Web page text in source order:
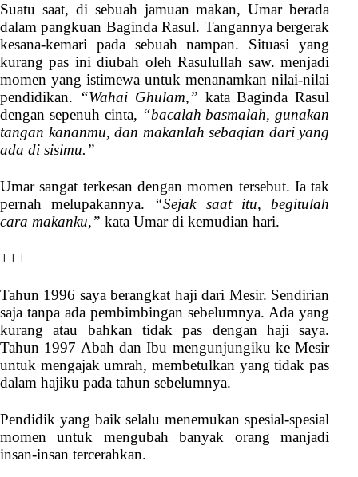
Suatu saat, di sebuah jamuan makan, Umar berada
dalam pangkuan Baginda Rasul. Tangannya bergerak
kesana-kemari pada sebuah nampan. Situasi yang
kurang pas ini diubah oleh Rasulullah saw. menjadi
momen yang istimewa untuk menanamkan nilai-nilai
pendidikan. “Wahai Ghulam,” kata Baginda Rasul
dengan sepenuh cinta, “bacalah basmalah, gunakan
tangan kananmu, dan makanlah sebagian dari yang
ada di sisimu.”
Umar sangat terkesan dengan momen tersebut. Ia tak
pernah melupakannya. “Sejak saat itu, begitulah
cara makanku,” kata Umar di kemudian hari.
+++
Tahun 1996 saya berangkat haji dari Mesir. Sendirian
saja tanpa ada pembimbingan sebelumnya. Ada yang
kurang atau bahkan tidak pas dengan haji saya.
Tahun 1997 Abah dan Ibu mengunjungiku ke Mesir
untuk mengajak umrah, membetulkan yang tidak pas
dalam hajiku pada tahun sebelumnya.
Pendidik yang baik selalu menemukan spesial-spesial
momen untuk mengubah banyak orang manjadi
insan-insan tercerahkan.